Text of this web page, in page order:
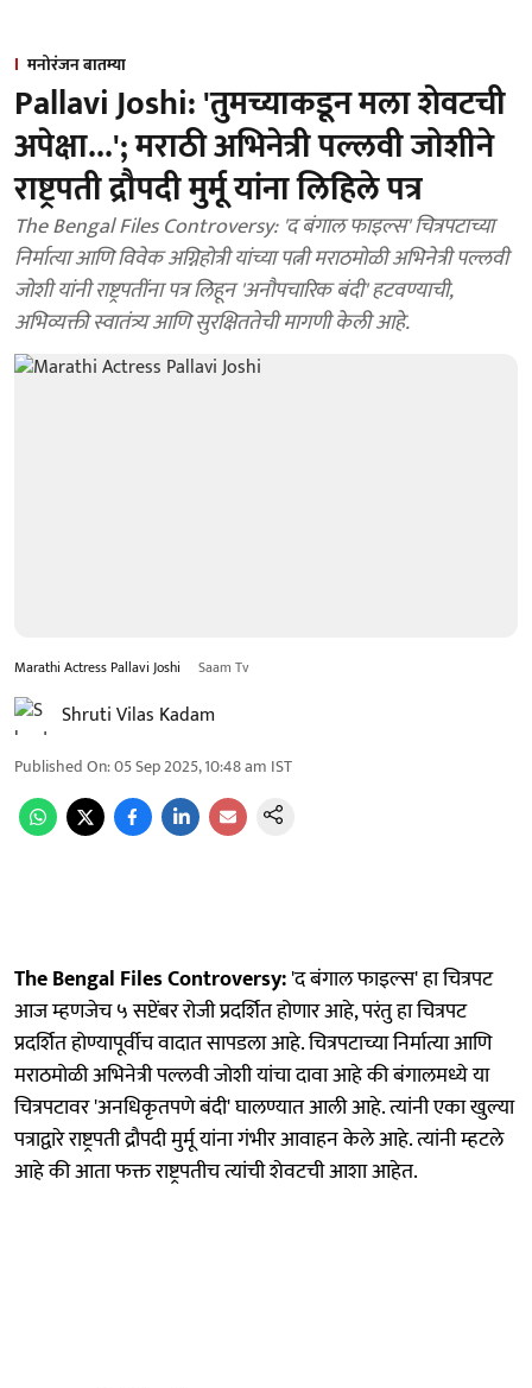
मनोरंजन बातम्या
Pallavi Joshi: 'तुमच्याकडून मला शेवटची
अपेक्षा...'; मराठी अभिनेत्री पल्लवी जोशीने
राष्ट्रपती द्रौपदी मुर्मू यांना लिहिले पत्र
The Bengal Files Controversy: 'द बंगाल फाइल्स' चित्रपटाच्या
निर्मात्या आणि विवेक अग्निहोत्री यांच्या पत्नी मराठमोळी अभिनेत्री पल्लवी
जोशी यांनी राष्ट्रपतींना पत्र लिहून 'अनौपचारिक बंदी' हटवण्याची,
अभिव्यक्ती स्वातंत्र्य आणि सुरक्षिततेची मागणी केली आहे.
Marathi Actress Pallavi Joshi Saam Tv
Shruti Vilas Kadam
Published On:05 Sep 2025, 10:48 am IST
The Bengal Files Controversy:'द बंगाल फाइल्स' हा चित्रपट
आज म्हणजेच ५ सप्टेंबर रोजी प्रदर्शित होणार आहे, परंतु हा चित्रपट
प्रदर्शित होण्यापूर्वीच वादात सापडला आहे. चित्रपटाच्या निर्मात्या आणि
मराठमोळी अभिनेत्री पल्लवी जोशी यांचा दावा आहे की बंगालमध्ये या
चित्रपटावर 'अनधिकृतपणे बंदी' घालण्यात आली आहे. त्यांनी एका खुल्या
पत्राद्वारे राष्ट्रपती द्रौपदी मुर्मू यांना गंभीर आवाहन केले आहे. त्यांनी म्हटले
आहे की आता फक्त राष्ट्रपतीच त्यांची शेवटची आशा आहेत.